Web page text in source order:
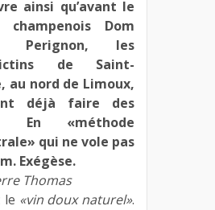
ainsi qu’avant le
champenois Dom
Perignon, les
de Saint-
au nord de Limoux,
déjà faire des
En «méthode
qui ne vole pas
Exégèse.
Thomas
le «vin doux naturel».